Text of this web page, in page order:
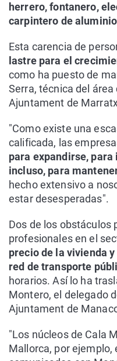
herrero, fontanero,
carpintero de aluminio
Esta carencia de
lastre para el
como ha puesto de
Serra, técnica del área
Ajuntament de
"Como existe una
calificada, las
para expandirse,
incluso, para
hecho extensivo a
estar desesperadas".
Dos de los obstáculos
profesionales en el
precio de la vivienda
red de transporte
horarios. Así lo ha
Montero, el delegado
Ajuntament de
"Los núcleos de Cala
Mallorca, por ejemplo,